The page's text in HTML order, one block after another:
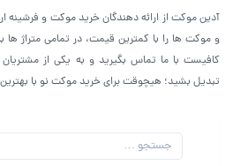
آدین موکتاز ارائه دهندگان خرید موکت و فرشینه
و موکت ها را با کمترین قیمت، در تمامی متراژ ها
کافیست با ما تماس بگیرید و به یکی از
تبدیل بشید؛ هیچوقت برای خرید موکت نو با
جستجو